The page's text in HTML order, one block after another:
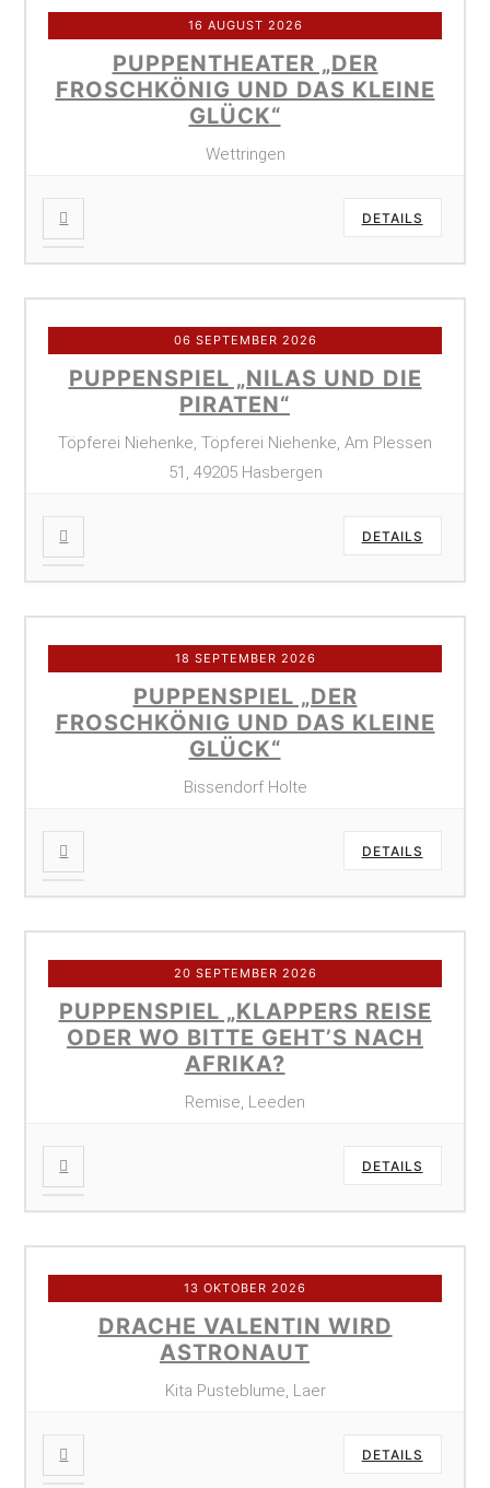
16 AUGUST 2026
PUPPENTHEATER „DER
FROSCHKÖNIG UND DAS KLEINE
GLÜCK“
Wettringen
DETAILS
06 SEPTEMBER 2026
PUPPENSPIEL „NILAS UND DIE
PIRATEN“
Töpferei Niehenke, Töpferei Niehenke, Am Plessen
51, 49205 Hasbergen
DETAILS
18 SEPTEMBER 2026
PUPPENSPIEL „DER
FROSCHKÖNIG UND DAS KLEINE
GLÜCK“
Bissendorf Holte
DETAILS
20 SEPTEMBER 2026
PUPPENSPIEL „KLAPPERS REISE
ODER WO BITTE GEHT’S NACH
AFRIKA?
Remise, Leeden
DETAILS
13 OKTOBER 2026
DRACHE VALENTIN WIRD
ASTRONAUT
Kita Pusteblume, Laer
DETAILS